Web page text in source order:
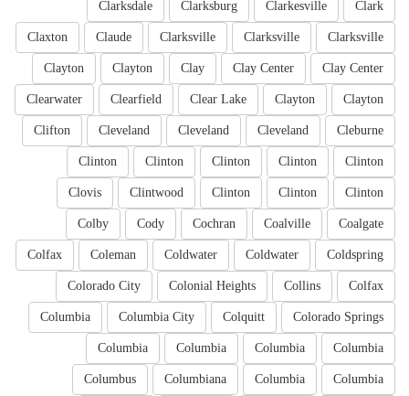
Clark
Clarkesville
Clarksburg
Clarksdale
Clarksville
Clarksville
Clarksville
Claude
Claxton
Clay Center
Clay Center
Clay
Clayton
Clayton
Clayton
Clayton
Clear Lake
Clearfield
Clearwater
Cleburne
Cleveland
Cleveland
Cleveland
Clifton
Clinton
Clinton
Clinton
Clinton
Clinton
Clinton
Clinton
Clinton
Clintwood
Clovis
Coalgate
Coalville
Cochran
Cody
Colby
Coldspring
Coldwater
Coldwater
Coleman
Colfax
Colfax
Collins
Colonial Heights
Colorado City
Colorado Springs
Colquitt
Columbia City
Columbia
Columbia
Columbia
Columbia
Columbia
Columbia
Columbia
Columbiana
Columbus